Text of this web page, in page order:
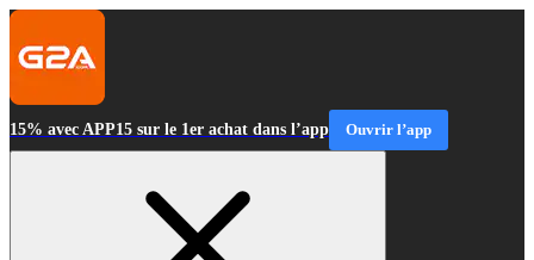
15% avec APP15 sur le 1er achat dans l’app Ouvrir l’app